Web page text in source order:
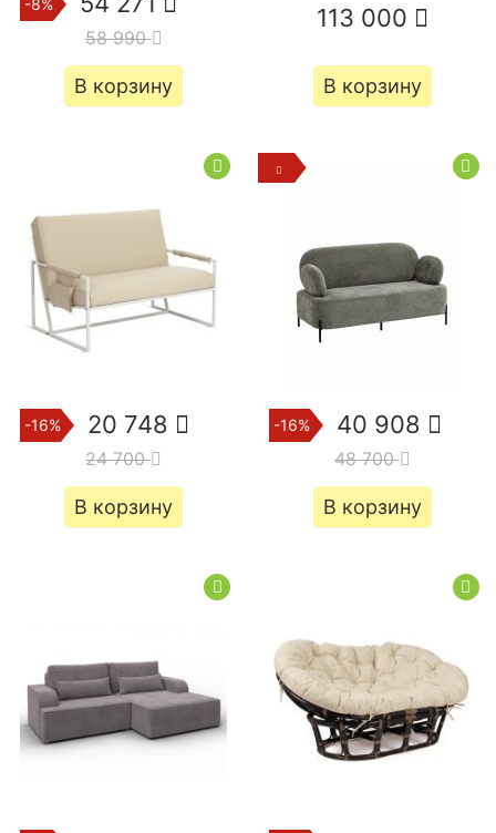
58 990
В корзину
113 000
В корзину
-16% 20 748
24 700
В корзину
-16% 40 908
48 700
В корзину